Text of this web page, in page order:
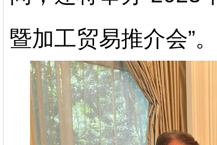
暨加工贸易推介会”。